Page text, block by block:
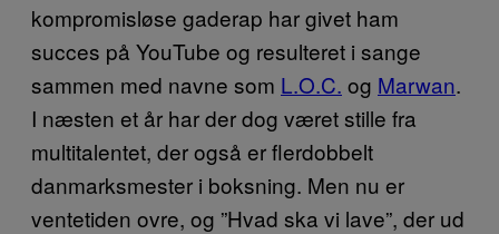
kompromisløse gaderap har givet ham
succes på YouTube og resulteret i sange
sammen med navne som L.O.C. og Marwan.
I næsten et år har der dog været stille fra
multitalentet, der også er flerdobbelt
danmarksmester i boksning. Men nu er
ventetiden ovre, og ”Hvad ska vi lave”, der ud